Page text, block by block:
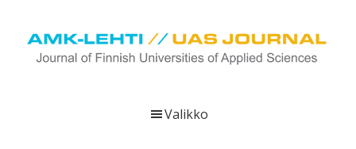
Hyppää
pääsisältöön
Hyppää
ensisijaiseen
Hyppää
alatunnisteeseen
Valikko